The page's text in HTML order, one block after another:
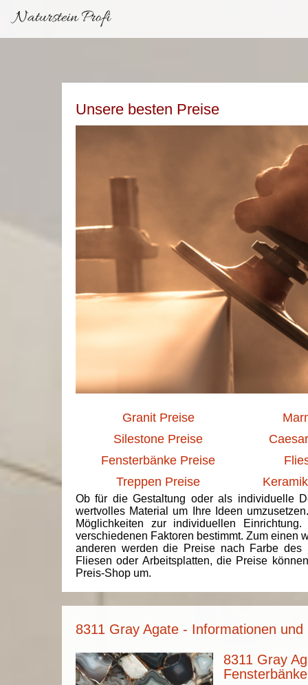
Naturstein Profi
Unsere besten Preise
Granit Preise
Silestone Preise
Fensterbänke Preise
Treppen Preise
Ob für die Gestaltung oder als individuelle
wertvolles Material um Ihre Ideen
Möglichkeiten zur individuellen
verschiedenen Faktoren bestimmt. Zum einen
anderen werden die Preise nach Farbe des
Fliesen oder Arbeitsplatten, die Preise
Preis-Shop um.
8311 Gray Agate - Informationen und
8311 Gray
Fensterbänke